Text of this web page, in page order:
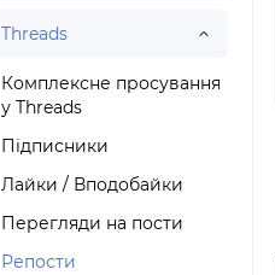
Threads
Комплексне просування
у Threads
Підписники
Лайки / Вподобайки
Перегляди на пости
Репости